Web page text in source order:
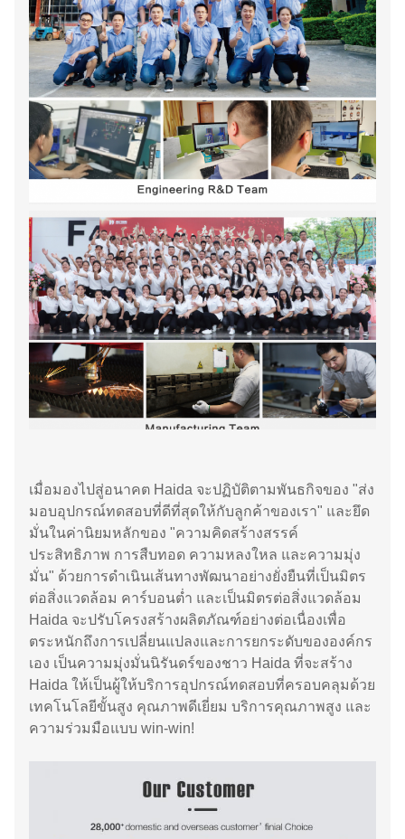
เมื่อมองไปสู่อนาคต Haida จะปฏิบัติตามพันธกิจของ "ส่ง
มอบอุปกรณ์ทดสอบที่ดีที่สุดให้กับลูกค้าของเรา" และยึด
มั่นในค่านิยมหลักของ "ความคิดสร้างสรรค์
ประสิทธิภาพ การสืบทอด ความหลงใหล และความมุ่ง
มั่น" ด้วยการดำเนินเส้นทางพัฒนาอย่างยั่งยืนที่เป็นมิตร
ต่อสิ่งแวดล้อม คาร์บอนต่ำ และเป็นมิตรต่อสิ่งแวดล้อม
Haida จะปรับโครงสร้างผลิตภัณฑ์อย่างต่อเนื่องเพื่อ
ตระหนักถึงการเปลี่ยนแปลงและการยกระดับขององค์กร
เอง เป็นความมุ่งมั่นนิรันดร์ของชาว Haida ที่จะสร้าง
Haida ให้เป็นผู้ให้บริการอุปกรณ์ทดสอบที่ครอบคลุมด้วย
เทคโนโลยีขั้นสูง คุณภาพดีเยี่ยม บริการคุณภาพสูง และ
ความร่วมมือแบบ win-win!